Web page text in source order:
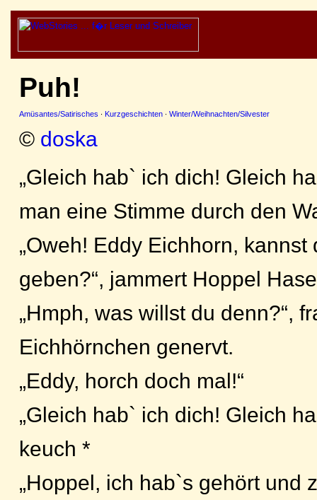
Puh!
Amüsantes/Satirisches · Kurzgeschichten · Winter/Weihnachten/Silvester
© doska
„Gleich hab` ich dich! Gleich
man eine Stimme durch den
„Oweh! Eddy Eichhorn, kannst
geben?“, jammert Hoppel
„Hmph, was willst du denn?“,
Eichhörnchen genervt.
„Eddy, horch doch mal!“
„Gleich hab` ich dich! Gleich
keuch *
„Hoppel, ich hab`s gehört und